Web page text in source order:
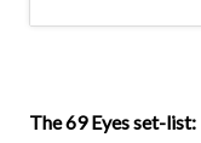
The 69 Eyes set-list: